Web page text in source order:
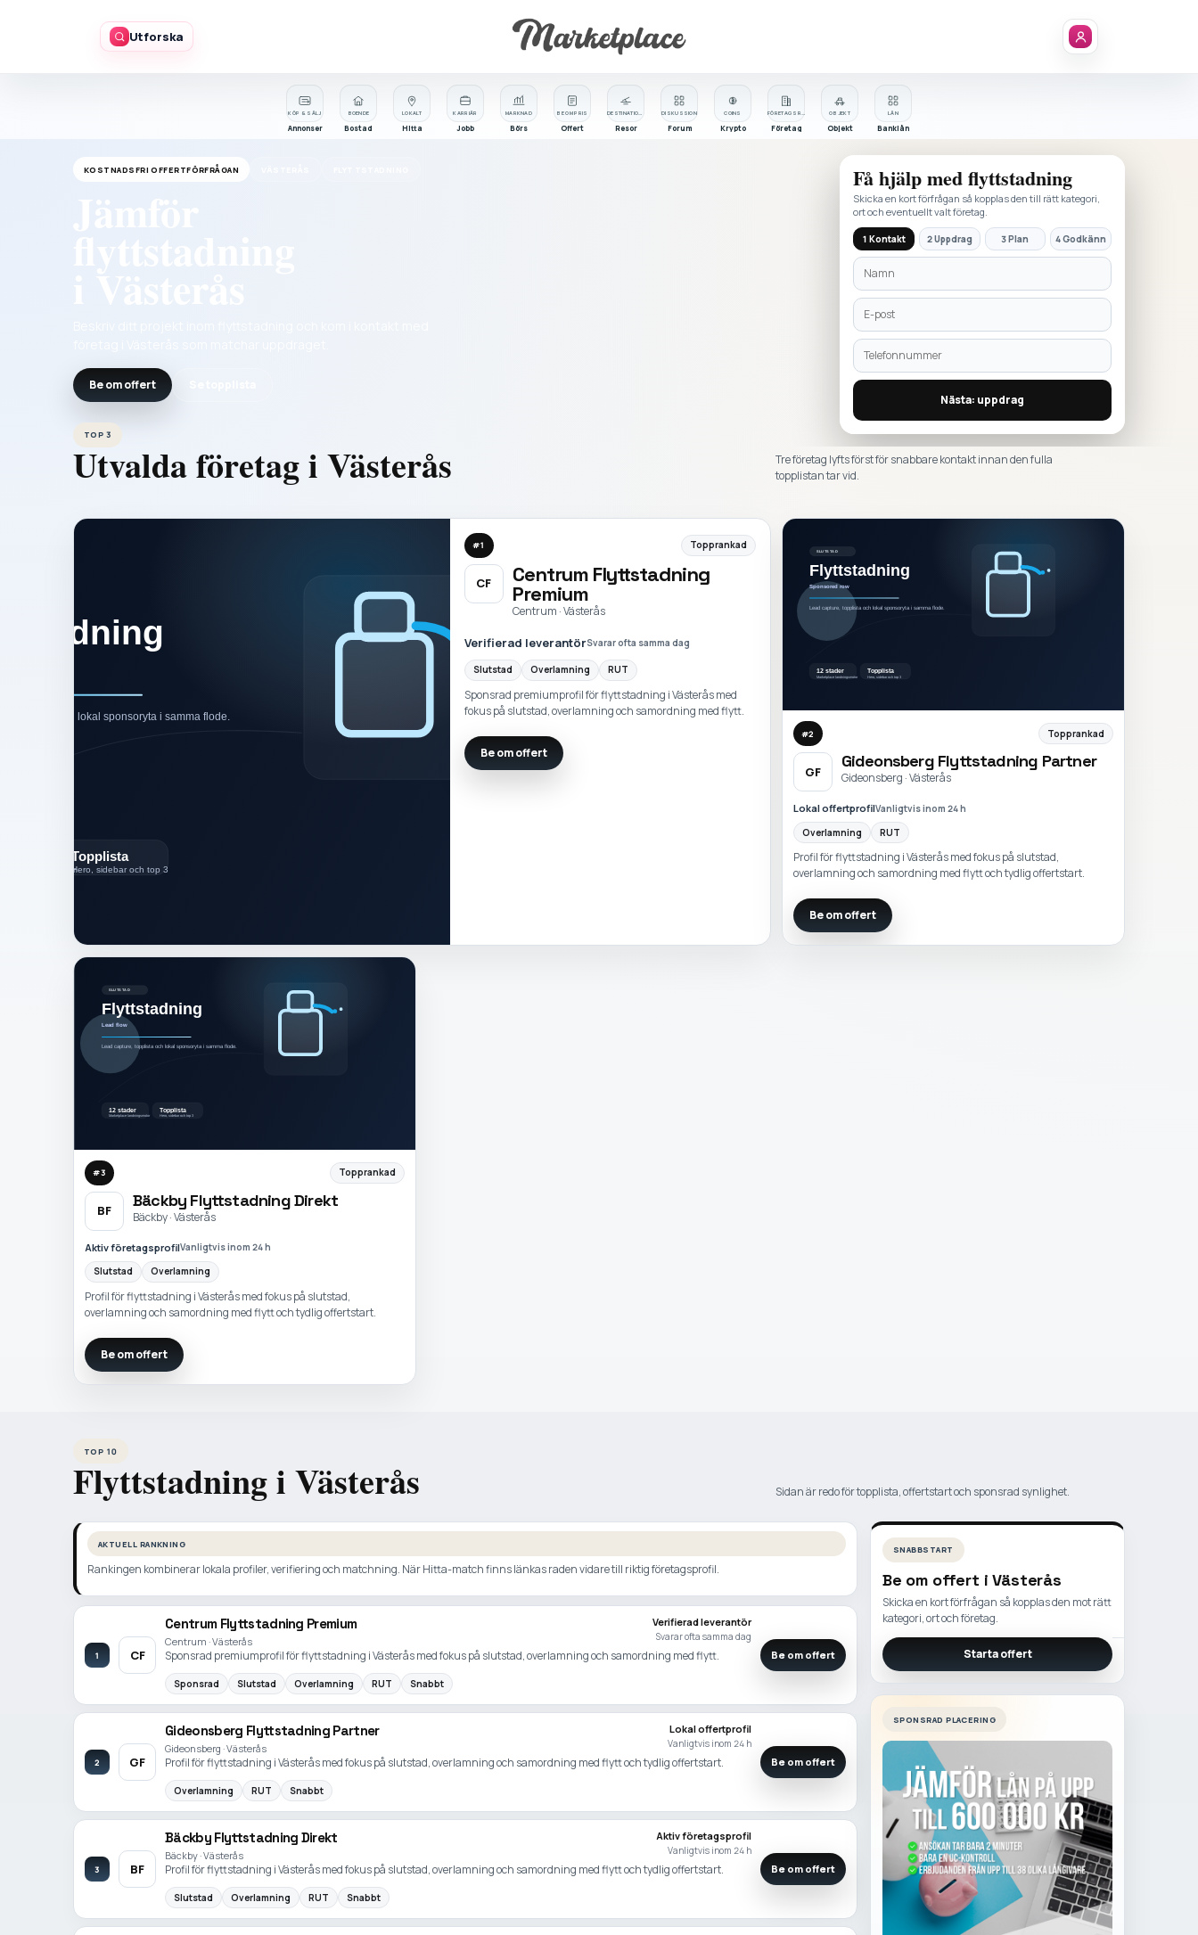
Utforska
KÖP & SÄLJ
Annonser
BOENDE
Bostad
OBJEKT
Objekt
BE OM PRIS
Offert Företag
LÅN
Banklån
MARKNAD
Börs
LOKALT
Hitta
KARRIÄR
Jobb Resor
COINS
Krypto
DISKUSSION
Forum
KOSTNADSFRI OFFERTFÖRFRÅGAN
Be om offert
Få hjälp medflyttstadning
Skicka en kort förfrågan så kopplas den till rätt kategori,
ort och eventuellt valt företag.
1 Kontakt 2 Uppdrag 3 Plan 4 Godkänn
Nästa: uppdrag
TOP 3
Utvalda företag i Västerås
Tre företag lyfts först för snabbare kontakt innan den fulla
topplistan tar vid.
#1 Topprankad
CF Centrum Flyttstadning
Premium
Centrum · Västerås
Verifierad leverantörSvarar ofta samma dag
Slutstad Overlamning RUT
Sponsrad premiumprofil för flyttstadning i Västerås med
fokus på slutstad, overlamning och samordning med flytt.
Be om offert
#2 Topprankad
GF
Gideonsberg Flyttstadning Partner
Gideonsberg · Västerås
Lokal offertprofilVanligtvis inom 24 h
Overlamning
RUT
Profil för flyttstadning i Västerås med fokus på slutstad,
overlamning och samordning med flytt och tydlig offertstart.
Be om offert
#3 Topprankad
BF
Bäckby Flyttstadning Direkt
Bäckby · Västerås
Aktiv företagsprofilVanligtvis inom 24 h
Slutstad
Overlamning
Profil för flyttstadning i Västerås med fokus på slutstad,
overlamning och samordning med flytt och tydlig offertstart.
Be om offert
TOP 10
Flyttstadning i Västerås Sidan är redo för topplista, offertstart och sponsrad synlighet.
AKTUELL RANKNING
Rankingen kombinerar lokala profiler, verifiering och matchning. När Hitta-match finns länkas raden vidare till riktig företagsprofil.
1 CF
Centrum Flyttstadning Premium
Centrum · Västerås
Verifierad leverantör
Svarar ofta samma dag
Sponsrad premiumprofil för flyttstadning i Västerås med fokus på slutstad, overlamning och samordning med flytt.
Sponsrad Slutstad Overlamning RUT Snabbt
Be om offert
2 GF
Gideonsberg Flyttstadning Partner
Gideonsberg · Västerås
Lokal offertprofil
Vanligtvis inom 24 h
Profil för flyttstadning i Västerås med fokus på slutstad, overlamning och samordning med flytt och tydlig offertstart.
Overlamning RUT Snabbt
Be om offert
3 BF
Bäckby Flyttstadning Direkt
Bäckby · Västerås
Aktiv företagsprofil
Vanligtvis inom 24 h
Profil för flyttstadning i Västerås med fokus på slutstad, overlamning och samordning med flytt och tydlig offertstart.
Slutstad Overlamning RUT Snabbt
Be om offert
SNABBSTART
Be om offert iVästerås
Skicka en kort förfrågan så kopplas den mot rätt
kategori, ort och företag.
Starta offert
SPONSRAD PLACERING